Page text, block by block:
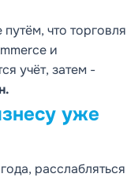
что торговля
и
учёт, затем -
уже
расслабляться